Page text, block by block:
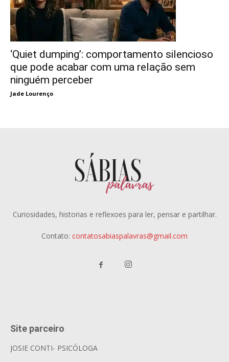
‘Quiet dumping’: comportamento silencioso
que pode acabar com uma relação sem
ninguém perceber
Jade Lourenço
Curiosidades, historias e reflexoes para ler, pensar e partilhar.
Contato: contatosabiaspalavras@gmail.com
Site parceiro
JOSIE CONTI- PSICÓLOGA